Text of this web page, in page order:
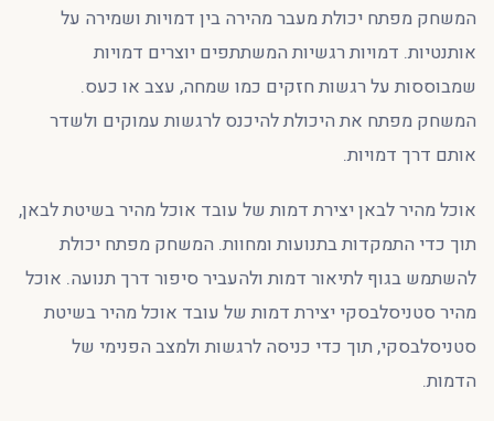
המשחק מפתח יכולת מעבר מהירה בין דמויות ושמירה על
אותנטיות. דמויות רגשיות המשתתפים יוצרים דמויות
שמבוססות על רגשות חזקים כמו שמחה, עצב או כעס.
המשחק מפתח את היכולת להיכנס לרגשות עמוקים ולשדר
אותם דרך דמויות.
אוכל מהיר לבאן יצירת דמות של עובד אוכל מהיר בשיטת לבאן,
תוך כדי התמקדות בתנועות ומחוות. המשחק מפתח יכולת
להשתמש בגוף לתיאור דמות ולהעביר סיפור דרך תנועה. אוכל
מהיר סטניסלבסקי יצירת דמות של עובד אוכל מהיר בשיטת
סטניסלבסקי, תוך כדי כניסה לרגשות ולמצב הפנימי של
הדמות.